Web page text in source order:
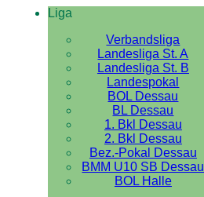
Liga
Verbandsliga
Landesliga St. A
Landesliga St. B
Landespokal
BOL Dessau
BL Dessau
1. Bkl Dessau
2. Bkl Dessau
Bez.-Pokal Dessau
BMM U10 SB Dessau
BOL Halle